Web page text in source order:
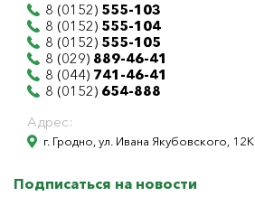
8 (0152) 555-103
8 (0152) 555-104
8 (0152) 555-105
8 (029) 889-46-41
8 (044) 741-46-41
8 (0152) 654-888
Адрес:
г. Гродно, ул. Ивана Якубовского, 12К
Подписаться на новости